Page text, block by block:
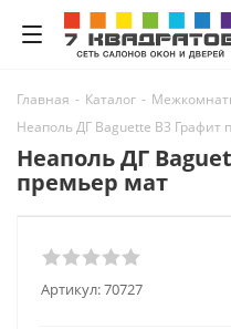
Главная - Каталог -
Неаполь ДГ Baguette B3 Графит
Неаполь ДГ
премьер мат
Артикул:70727